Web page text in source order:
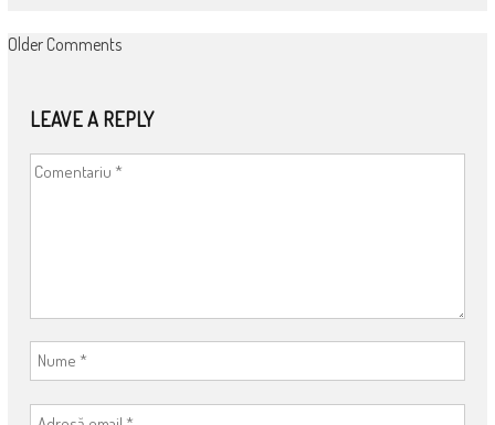
COMMENT
Older Comments
LEAVE A REPLY